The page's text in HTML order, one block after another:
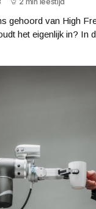
gehoord van High
het eigenlijk in? In